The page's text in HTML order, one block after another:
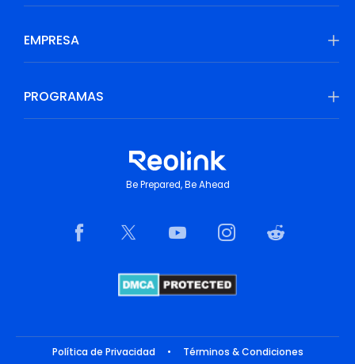
EMPRESA
PROGRAMAS
Be Prepared, Be Ahead
Política de Privacidad • Términos & Condiciones